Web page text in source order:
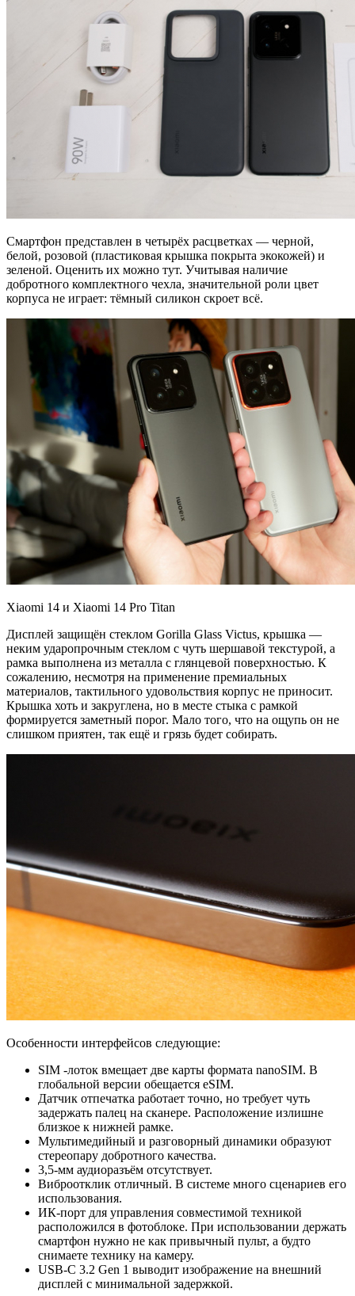
Смартфон представлен в четырёх расцветках — черной,
белой, розовой (пластиковая крышка покрыта экокожей) и
зеленой. Оценить их можно тут. Учитывая наличие
добротного комплектного чехла, значительной роли цвет
корпуса не играет: тёмный силикон скроет всё.
Xiaomi 14 и Xiaomi 14 Pro Titan
Дисплей защищён стеклом Gorilla Glass Victus, крышка —
неким ударопрочным стеклом с чуть шершавой текстурой, а
рамка выполнена из металла с глянцевой поверхностью. К
сожалению, несмотря на применение премиальных
материалов, тактильного удовольствия корпус не приносит.
Крышка хоть и закруглена, но в месте стыка с рамкой
формируется заметный порог. Мало того, что на ощупь он не
слишком приятен, так ещё и грязь будет собирать.
Особенности интерфейсов следующие:
SIM -лоток вмещает две карты формата nanoSIM. В
глобальной версии обещается eSIM.
Датчик отпечатка работает точно, но требует чуть
задержать палец на сканере. Расположение излишне
близкое к нижней рамке.
Мультимедийный и разговорный динамики образуют
стереопару добротного качества.
3,5-мм аудиоразъём отсутствует.
Виброотклик отличный. В системе много сценариев его
использования.
ИК-порт для управления совместимой техникой
расположился в фотоблоке. При использовании держать
смартфон нужно не как привычный пульт, а будто
снимаете технику на камеру.
USB-C 3.2 Gen 1 выводит изображение на внешний
дисплей с минимальной задержкой.